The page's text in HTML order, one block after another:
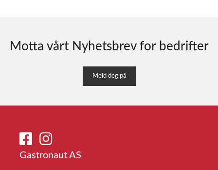
Motta vårt Nyhetsbrev for bedrifter
Meld deg på
Gastronaut AS